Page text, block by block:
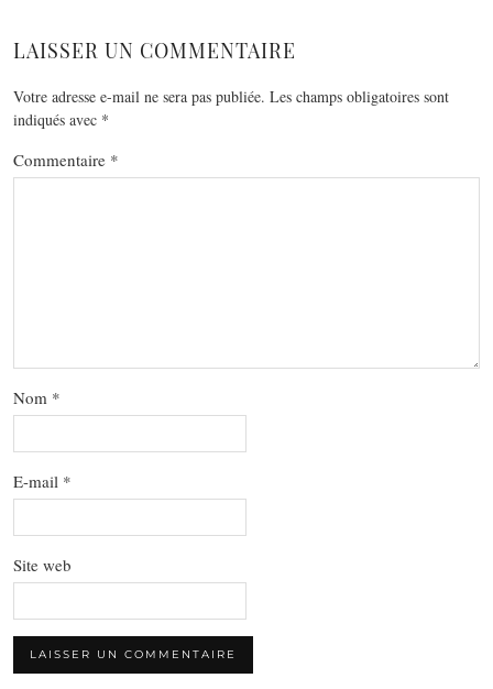
LAISSER UN COMMENTAIRE
Votre adresse e-mail ne sera pas publiée. Les champs obligatoires sont
indiqués avec *
Commentaire *
Nom *
E-mail *
Site web